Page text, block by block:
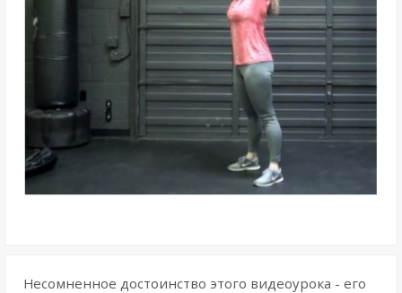
Несомненное достоинство этого видеоурока - его